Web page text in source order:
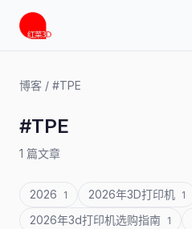
博客 / #TPE
#TPE
1 篇文章
2026 1 2026年3D打印机 1
2026年3d打印机选购指南 1